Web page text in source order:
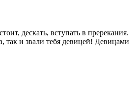
дескать, вступать в пререкания.
так и звали тебя девицей! Девицами